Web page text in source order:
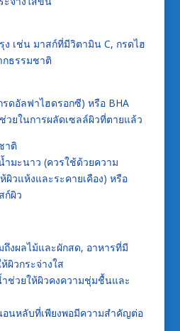
เช่น มาสก์ที่มีวิตามิน C, กรดไฮ
กธรรมชาติ
ดอัลฟาไฮดรอกซี) หรือ BHA
วยในการผลัดเซลล์ผิวที่ตายแล้ว
าติ
มะนาว (ควรใช้ด้วยความ
ผิวแห้งและระคายเคือง) หรือ
ก์ผิว
งผลไม้และผักสด, อาหารที่มี
ผิวกระจ่างใส
ช่วยให้ผิวคงความชุ่มชื้นและ
นหลับที่เพียงพอมีความสำคัญต่อ